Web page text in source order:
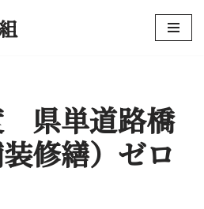
県単道路橋
修繕）ゼロ